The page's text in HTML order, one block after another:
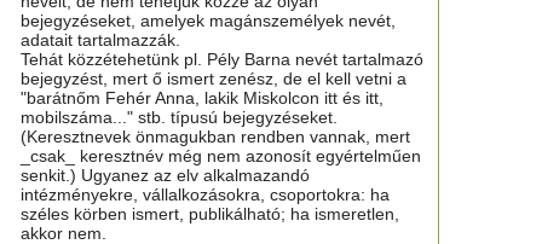
bejegyzéseket, amelyek magánszemélyek nevét,
adatait tartalmazzák.
Tehát közzétehetünk pl. Pély Barna nevét tartalmazó
bejegyzést, mert ő ismert zenész, de el kell vetni a
"barátnőm Fehér Anna, lakik Miskolcon itt és itt,
mobilszáma..." stb. típusú bejegyzéseket.
(Keresztnevek önmagukban rendben vannak, mert
_csak_ keresztnév még nem azonosít egyértelműen
senkit.) Ugyanez az elv alkalmazandó
intézményekre, vállalkozásokra, csoportokra: ha
széles körben ismert, publikálható; ha ismeretlen,
akkor nem.